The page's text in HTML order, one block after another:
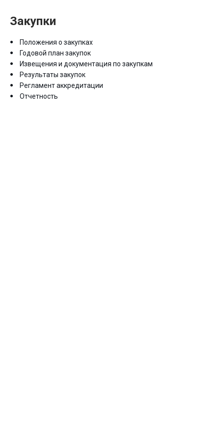
Закупки
Положения о закупках
Годовой план закупок
Извещения и документация по закупкам
Результаты закупок
Регламент аккредитации
Отчетность